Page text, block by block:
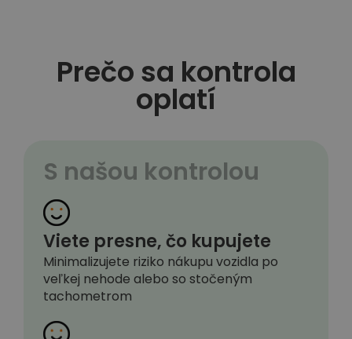
Prečo sa kontrola
oplatí
S našou kontrolou
Viete presne, čo kupujete
Minimalizujete riziko nákupu vozidla po
veľkej nehode alebo so stočeným
tachometrom